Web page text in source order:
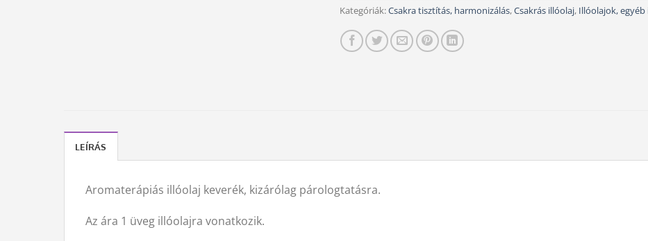
Kategóriák:Csakra tisztítás, harmonizálás,Csakrás illóolaj, Illóolajok,
LEÍRÁS
Aromaterápiás illóolaj keverék, kizárólag párologtatásra.
Az ára 1 üveg illóolajra vonatkozik.